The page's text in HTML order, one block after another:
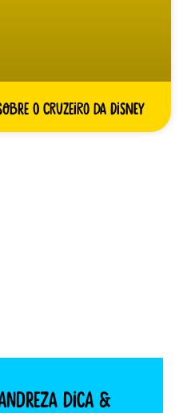
o cruzeiro da Disney
dica &